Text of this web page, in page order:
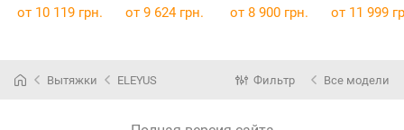
Silenzio
GLASS WH
1300 FULL
от 10 119 грн. от 9 624 грн. от 8 900 грн. от 11 999
Вытяжки ELEYUS Фильтр Все модели